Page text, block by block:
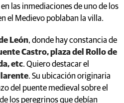
las inmediaciones de uno de los
el Medievo poblaban la villa.
León, donde hay constancia de
Castro, plaza del Rollo de
etc. Quiero destacar el
. Su ubicación originaria
del puente medieval sobre el
los peregrinos que debían